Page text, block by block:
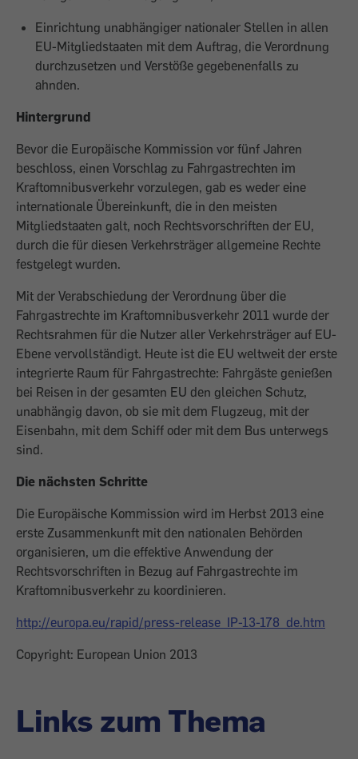
Einrichtung unabhängiger nationaler Stellen in allen
EU-Mitgliedstaaten mit dem Auftrag, die Verordnung
durchzusetzen und Verstöße gegebenenfalls zu
ahnden.
Hintergrund
Bevor die Europäische Kommission vor fünf Jahren
beschloss, einen Vorschlag zu Fahrgastrechten im
Kraftomnibusverkehr vorzulegen, gab es weder eine
internationale Übereinkunft, die in den meisten
Mitgliedstaaten galt, noch Rechtsvorschriften der EU,
durch die für diesen Verkehrsträger allgemeine Rechte
festgelegt wurden.
Mit der Verabschiedung der Verordnung über die
Fahrgastrechte im Kraftomnibusverkehr 2011 wurde der
Rechtsrahmen für die Nutzer aller Verkehrsträger auf EU-
Ebene vervollständigt. Heute ist die EU weltweit der erste
integrierte Raum für Fahrgastrechte: Fahrgäste genießen
bei Reisen in der gesamten EU den gleichen Schutz,
unabhängig davon, ob sie mit dem Flugzeug, mit der
Eisenbahn, mit dem Schiff oder mit dem Bus unterwegs
sind.
Die nächsten Schritte
Die Europäische Kommission wird im Herbst 2013 eine
erste Zusammenkunft mit den nationalen Behörden
organisieren, um die effektive Anwendung der
Rechtsvorschriften in Bezug auf Fahrgastrechte im
Kraftomnibusverkehr zu koordinieren.
http://europa.eu/rapid/press-release_IP-13-178_de.htm
Copyright: European Union 2013
Links zum Thema